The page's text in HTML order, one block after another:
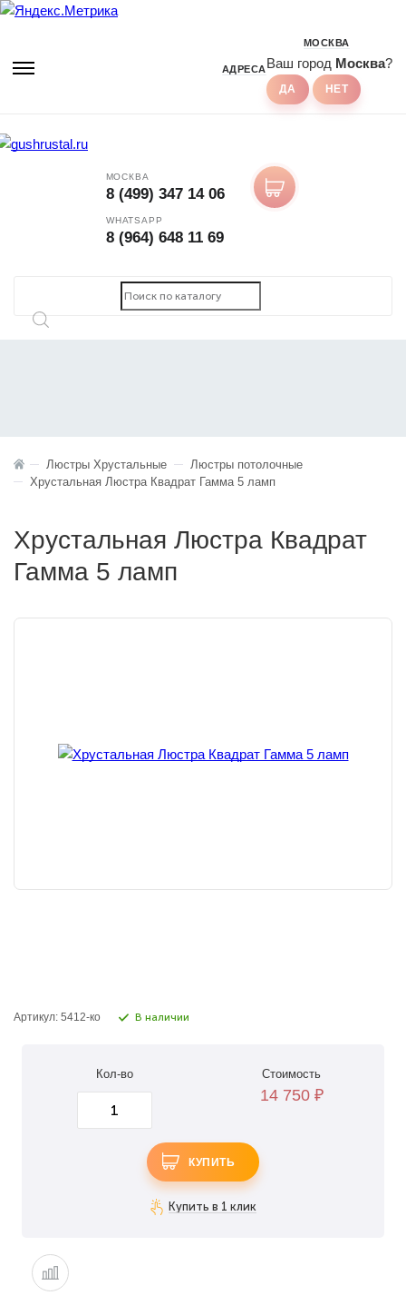
АДРЕСА
МОСКВА
Ваш город Москва?
МОСКВА
8 (499) 347 14 06
WHATSAPP
8 (964) 648 11 69
Люстры Хрустальные
Люстры потолочные
Хрустальная Люстра Квадрат Гамма 5 ламп
Хрустальная Люстра Квадрат
Гамма 5 ламп
Артикул: 5412-ко В наличии
Кол-во Стоимость
14 750 ₽
КУПИТЬ